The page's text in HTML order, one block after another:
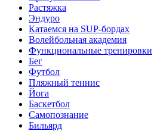
Растяжка
Эндуро
Катаемся на SUP-бордах
Волейбольная академия
Функциональные тренировки
Бег
Футбол
Пляжный теннис
Йога
Баскетбол
Самопознание
Бильярд